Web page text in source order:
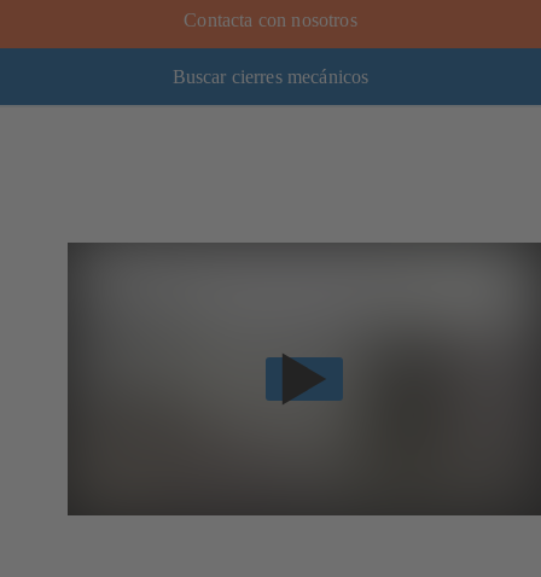
Contacta con nosotros
Buscar cierres mecánicos